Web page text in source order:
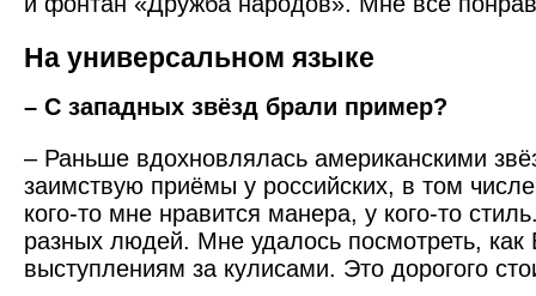
На универсальном языке
– С западных звёзд брали пример?
– Раньше вдохновлялась американскими
заимствую приёмы у российских, в том
кого-то мне нравится манера, у кого-то
разных людей. Мне удалось посмотреть, как
выступлениям за кулисами. Это дорогого